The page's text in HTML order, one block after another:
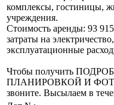
комплексы, гостиницы,
учреждения.
Стоимость аренды: 93
затраты на
эксплуатационные
Чтобы получить
ПЛАНИРОВКОЙ И
звоните. Высылаем в